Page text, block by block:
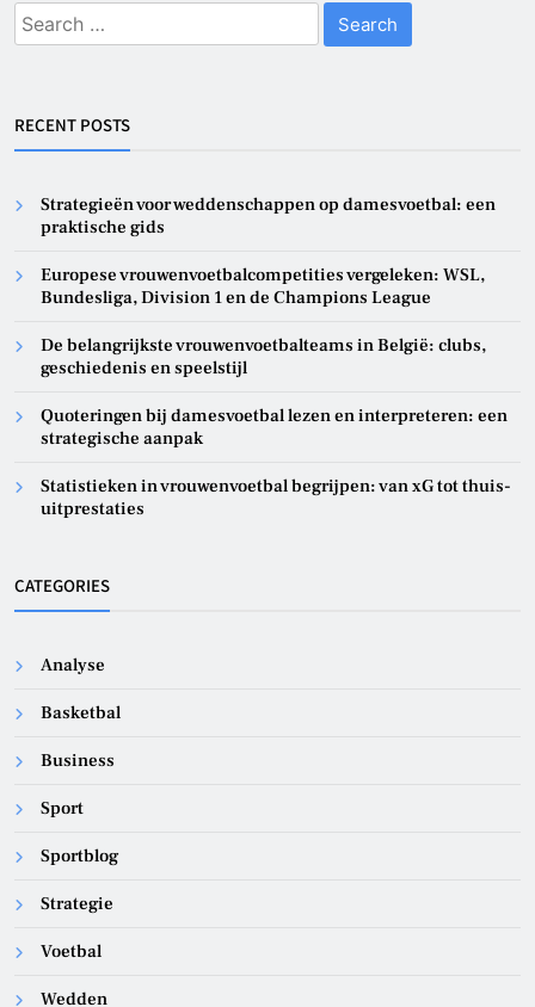
Search
for:
RECENT POSTS
Strategieën voor weddenschappen op damesvoetbal: een
praktische gids
Europese vrouwenvoetbalcompetities vergeleken: WSL,
Bundesliga, Division 1 en de Champions League
De belangrijkste vrouwenvoetbalteams in België: clubs,
geschiedenis en speelstijl
Quoteringen bij damesvoetbal lezen en interpreteren: een
strategische aanpak
Statistieken in vrouwenvoetbal begrijpen: van xG tot thuis-
uitprestaties
CATEGORIES
Analyse
Basketbal
Business
Sport
Sportblog
Strategie
Voetbal
Wedden